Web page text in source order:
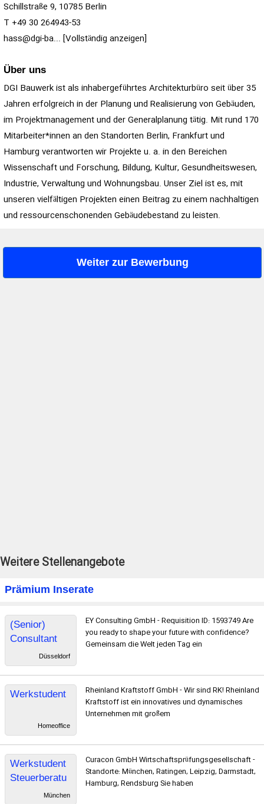
Schillstraße 9, 10785 Berlin
T +49 30 264943-53
hass@dgi-ba... [Vollständig anzeigen]
Über uns
DGI Bauwerk ist als inhabergeführtes Architekturbüro seit über 35
Jahren erfolgreich in der Planung und Realisierung von Gebäuden,
im Projektmanagement und der Generalplanung tätig. Mit rund 170
Mitarbeiter*innen an den Standorten Berlin, Frankfurt und
Hamburg verantworten wir Projekte u. a. in den Bereichen
Wissenschaft und Forschung, Bildung, Kultur, Gesundheitswesen,
Industrie, Verwaltung und Wohnungsbau. Unser Ziel ist es, mit
unseren vielfältigen Projekten einen Beitrag zu einem nachhaltigen
und ressourcenschonenden Gebäudebestand zu leisten.
Weiter zur Bewerbung
Weitere Stellenangebote
Prämium Inserate
(Senior)
Consultant
Finance
Consulting
Services)
Düsseldorf
EY Consulting GmbH - Requisition ID: 1593749 Are
you ready to shape your future with confidence?
Gemeinsam die Welt jeden Tag ein
Werkstudent
Homeoffice
Rheinland Kraftstoff GmbH - Wir sind RK! Rheinland
Kraftstoff ist ein innovatives und dynamisches
Unternehmen mit großem
Werkstudent
Steuerberatu
München
Curacon GmbH Wirtschaftsprüfungsgesellschaft -
Standorte: München, Ratingen, Leipzig, Darmstadt,
Hamburg, Rendsburg Sie haben